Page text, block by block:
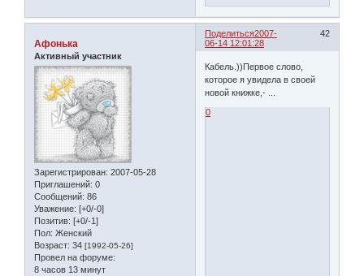
Поделиться 42
2007-
06-14 12:01:28
Афонька
Активный участник
Зарегистрирован: 2007-05-28
Приглашений: 0
Сообщений: 86
Уважение: [+0/-0]
Позитив: [+0/-1]
Пол: Женский
Возраст: 34 [1992-05-26]
Провел на форуме:
8 часов 13 минут
Кабель.))Первое слово,
которое я увидела в своей
новой книжке,- ...
0